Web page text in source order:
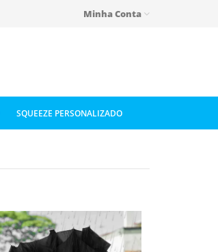
Minha Conta
SQUEEZE PERSONALIZADO